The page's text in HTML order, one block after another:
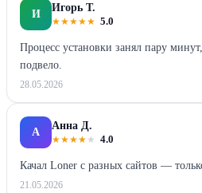
И
Игорь Т.
★★★★★ 5.0
Процесс установки занял пару
подвело.
28.05.2026
А
Анна Д.
★★★★ ★ 4.0
Качал Loner с разных сайтов —
21.05.2026